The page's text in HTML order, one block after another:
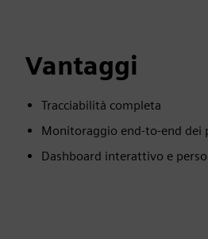
Vantaggi
Tracciabilità completa
Monitoraggio end-to-end dei
Dashboard interattivo e